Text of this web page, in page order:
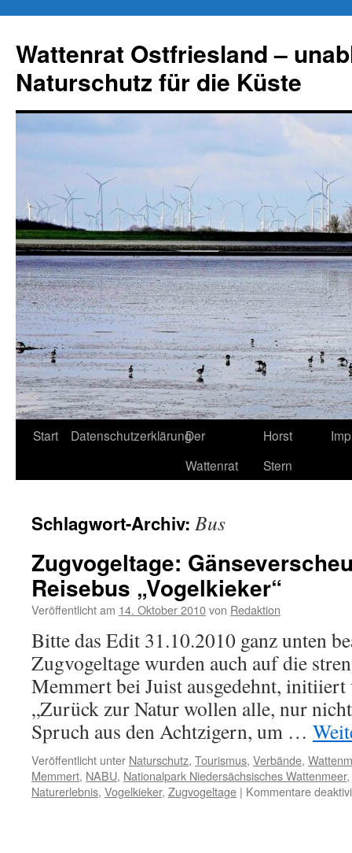
springen
Wattenrat Ostfriesland –
Naturschutz für die Küste
Start DatenschutzerklärungDer
Wattenrat
Horst
Stern
Schlagwort-Archiv: Bus
Zugvogeltage:
Reisebus „Vogelkieker“
Veröffentlicht am 14. Oktober 2010von Redaktion
Bitte das Edit 31.10.2010 ganz unten
Zugvogeltage wurden auch auf die
Memmert bei Juist ausgedehnt,
„Zurück zur Natur wollen alle, nur
Spruch aus den Achtzigern, um …
Veröffentlicht unter Naturschutz, Tourismus, Verbände,
Memmert, NABU, Nationalpark Niedersächsisches Wattenmeer,
Naturerlebnis, Vogelkieker, Zugvogeltage | Kommentare